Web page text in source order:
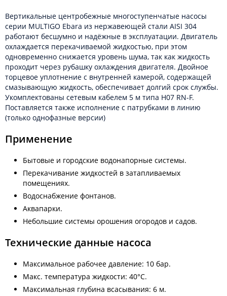
Вертикальные центробежные многоступенчатые насосы
серии MULTIGO Ebara из нержавеющей стали AISI 304
работают бесшумно и надёжные в эксплуатации. Двигатель
охлаждается перекачиваемой жидкостью, при этом
одновременно снижается уровень шума, так как жидкость
проходит через рубашку охлаждения двигателя. Двойное
торцевое уплотнение с внутренней камерой, содержащей
смазывающую жидкость, обеспечивает долгий срок службы.
Укомплектованы сетевым кабелем 5 м типа H07 RN-F.
Поставляется также исполнение с патрубками в линию
(только однофазные версии)
Применение
Бытовые и городские водонапорные системы.
Перекачивание жидкостей в затапливаемых
помещениях.
Водоснабжение фонтанов.
Аквапарки.
Небольшие системы орошения огородов и садов.
Технические данные насоса
Максимальное рабочее давление: 10 бар.
Макс. температура жидкости: 40°C.
Максимальная глубина всасывания: 6 м.